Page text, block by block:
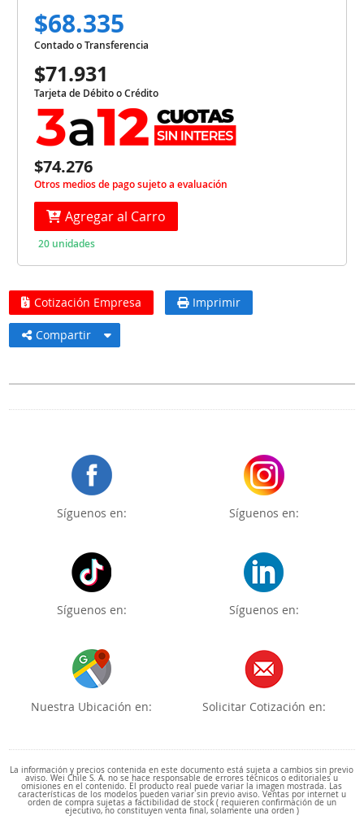
$68.335
Contado o Transferencia
$71.931
Tarjeta de Débito o Crédito
$74.276
Otros medios de pago sujeto a evaluación
Agregar al Carro
20 unidades
Cotización Empresa Imprimir
Compartir
Síguenos en: Síguenos en:
Síguenos en: Síguenos en:
Nuestra Ubicación en: Solicitar Cotización en:
La información y precios contenida en este documento está sujeta a cambios sin previo
aviso. Wei Chile S. A. no se hace responsable de errores técnicos o editoriales u
omisiones en el contenido. El producto real puede variar la imagen mostrada. Las
características de los modelos pueden variar sin previo aviso. Ventas por internet u
orden de compra sujetas a factibilidad de stock ( requieren confirmación de un
ejecutivo, no constituyen venta final, solamente una orden )